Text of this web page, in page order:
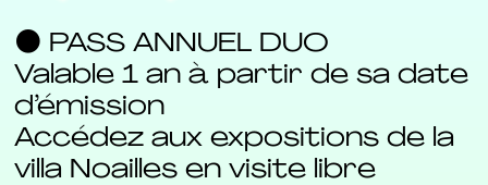
⚫ PASS ANNUEL DUO
Valable 1 an à partir de sa date
d’émission
Accédez aux expositions de la
villa Noailles en visite libre